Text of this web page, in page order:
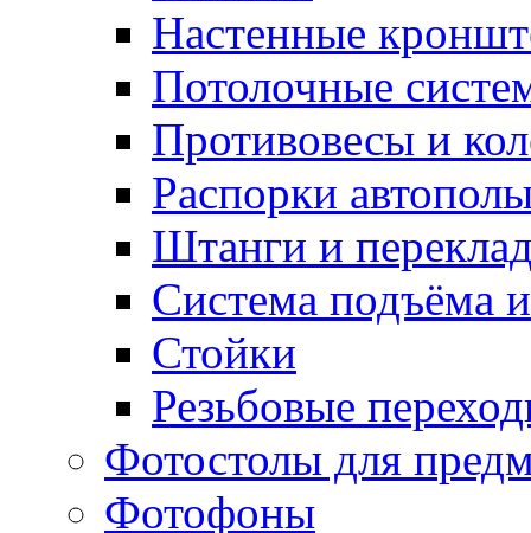
Настенные
Потолочные
Противовесы и
Распорки
Штанги и
Система подъёма
Стойки
Резьбовые
Фотостолы для
Фотофоны